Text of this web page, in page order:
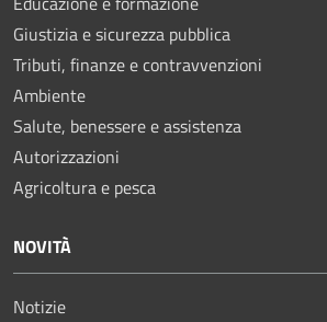
Giustizia e sicurezza pubblica
Tributi, finanze e contravvenzioni
Ambiente
Salute, benessere e assistenza
Autorizzazioni
Agricoltura e pesca
NOVITÀ
Notizie